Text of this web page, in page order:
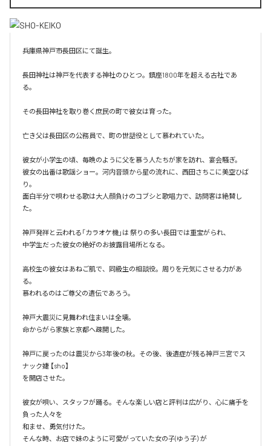
兵庫県神戸市長田区にて誕生。
長田神社は神戸を代表する神社のひとつ。鎮座1800年を超える古社であ
る。
その長田神社を取り巻く庶民の町で彼女は育った。
亡き父は長田区の公務員で、町の世話役として慕われていた。
彼女が小学生の頃、毎晩のように父を慕う人たちが家を訪れ、宴会騒ぎ。
彼女の出番は歌謡ショー。河内音頭から星の流れに、西田さちこに美空ひば
り。
面白半分で唄わせる歌は大人顔負けのコブシと歌唱力で、訪問客は絶賛し
た。
神戸発祥と云われる「カラオケ機｣は 祭りの多い長田では重宝がられ、
中学生だった彼女の絶好のお披露目場所となる。
高校生の彼女はあねご肌で、同級生の相談役。周りを元気にさせる力があ
る。
慕われるのはご尊父の遺伝であろう。
神戸大震災に見舞われ住まいは全壊。
命からがら家族と京都へ疎開した。
神戸に戻ったのは震災から3年後の秋。その後、後遺症が残る神戸三宮でス
ナック婕 【sho】
を開店させた。
彼女が唄い、スタッフが踊る。そんな楽しい店と評判は広がり、心に痛手を
負った人々を
和ませ、勇気付けた。
そんな時、お店で妹のように可愛がっていた女の子(ゆう子）が